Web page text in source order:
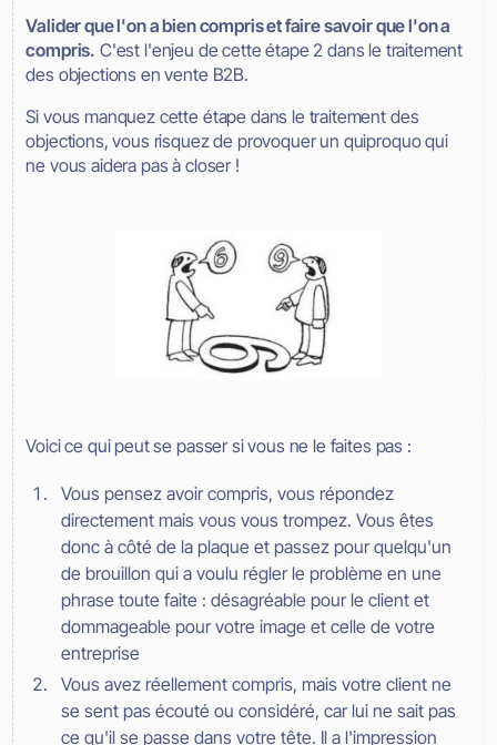
Valider que l'on a bien compris et faire savoir que l'on a
compris. C'est l'enjeu de cette étape 2 dans le traitement
des objections en vente B2B.
Si vous manquez cette étape dans le traitement des
objections, vous risquez de provoquer un quiproquo qui
ne vous aidera pas à closer !
Voici ce qui peut se passer si vous ne le faites pas :
Vous pensez avoir compris, vous répondez
directement mais vous vous trompez. Vous êtes
donc à côté de la plaque et passez pour quelqu'un
de brouillon qui a voulu régler le problème en une
phrase toute faite : désagréable pour le client et
dommageable pour votre image et celle de votre
entreprise
Vous avez réellement compris, mais votre client ne
se sent pas écouté ou considéré, car lui ne sait pas
ce qu'il se passe dans votre tête. Il a l'impression